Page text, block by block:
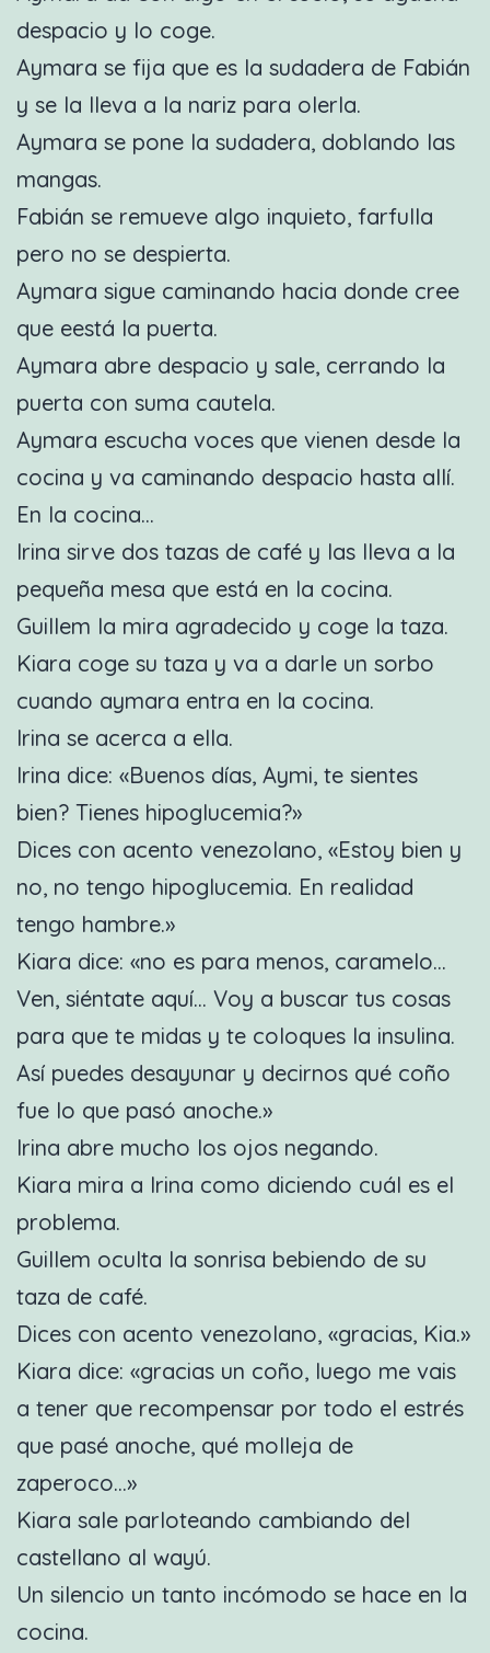
despacio y lo coge.
Aymara se fija que es la sudadera de Fabián
y se la lleva a la nariz para olerla.
Aymara se pone la sudadera, doblando las
mangas.
Fabián se remueve algo inquieto, farfulla
pero no se despierta.
Aymara sigue caminando hacia donde cree
que eestá la puerta.
Aymara abre despacio y sale, cerrando la
puerta con suma cautela.
Aymara escucha voces que vienen desde la
cocina y va caminando despacio hasta allí.
En la cocina…
Irina sirve dos tazas de café y las lleva a la
pequeña mesa que está en la cocina.
Guillem la mira agradecido y coge la taza.
Kiara coge su taza y va a darle un sorbo
cuando aymara entra en la cocina.
Irina se acerca a ella.
Irina dice: «Buenos días, Aymi, te sientes
bien? Tienes hipoglucemia?»
Dices con acento venezolano, «Estoy bien y
no, no tengo hipoglucemia. En realidad
tengo hambre.»
Kiara dice: «no es para menos, caramelo…
Ven, siéntate aquí… Voy a buscar tus cosas
para que te midas y te coloques la insulina.
Así puedes desayunar y decirnos qué coño
fue lo que pasó anoche.»
Irina abre mucho los ojos negando.
Kiara mira a Irina como diciendo cuál es el
problema.
Guillem oculta la sonrisa bebiendo de su
taza de café.
Dices con acento venezolano, «gracias, Kia.»
Kiara dice: «gracias un coño, luego me vais
a tener que recompensar por todo el estrés
que pasé anoche, qué molleja de
zaperoco…»
Kiara sale parloteando cambiando del
castellano al wayú.
Un silencio un tanto incómodo se hace en la
cocina.